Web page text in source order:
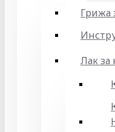
Грижа
Лак за